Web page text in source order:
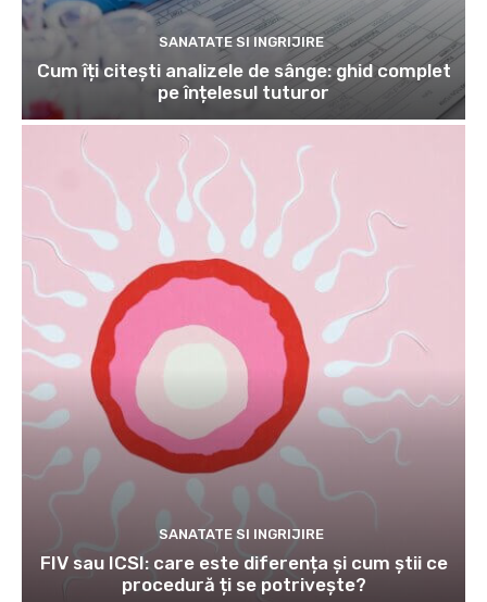
SANATATE SI INGRIJIRE
Cum îți citești analizele de sânge: ghid complet
pe înțelesul tuturor
SANATATE SI INGRIJIRE
FIV sau ICSI: care este diferența și cum știi ce
procedură ți se potrivește?